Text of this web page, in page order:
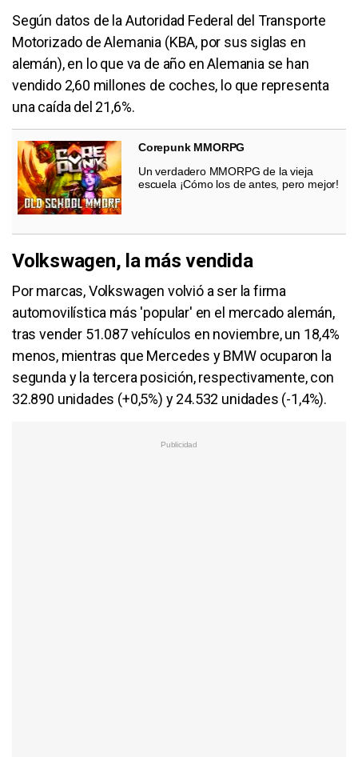
Según datos de la Autoridad Federal del Transporte
Motorizado de Alemania (KBA, por sus siglas en
alemán), en lo que va de año en Alemania se han
vendido 2,60 millones de coches, lo que representa
una caída del 21,6%.
Corepunk MMORPG
Un verdadero MMORPG de la vieja
escuela ¡Cómo los de antes, pero mejor!
Volkswagen, la más vendida
Por marcas, Volkswagen volvió a ser la firma
automovilística más 'popular' en el mercado alemán,
tras vender 51.087 vehículos en noviembre, un 18,4%
menos, mientras que Mercedes y BMW ocuparon la
segunda y la tercera posición, respectivamente, con
32.890 unidades (+0,5%) y 24.532 unidades (-1,4%).